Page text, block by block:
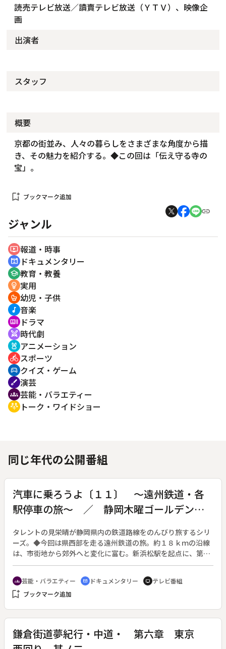
読売テレビ放送／讀賣テレビ放送（ＹＴＶ）、映像企
画
出演者
スタッフ
概要
京都の街並み、人々の暮らしをさまざまな角度から描
き、その魅力を紹介する。◆この回は「伝え守る寺の
宝」。
bookmark_add ブックマーク追加
ジャンル
ondemand_video 報道・時事
cinematic_blur ドキュメンタリー
school 教育・教養
emoji_objects 実用
crib 幼児・子供
music_note 音楽
recent_actors ドラマ
swords 時代劇
cruelty_free アニメーション
directions_bike スポーツ
sports_esports クイズ・ゲーム
brush 演芸
groups 芸能・バラエティー
adaptive_audio_mic トーク・ワイドショー
同じ年代の公開番組
汽車に乗ろうよ〔１１〕 ～遠州鉄道・各
駅停車の旅～ ／ 静岡木曜ゴールデンス
タレントの見栄晴が静岡県内の鉄道路線をのんびり旅するシリ
ーズ。◆今回は県西部を走る遠州鉄道の旅。約１８ｋｍの沿線
は、市街地から郊外へと変化に富む。新浜松駅を起点に、第一
通り、助信、上島、西ヶ崎、浜北、小林を経て柴本駅まで。
groups 芸能・バラエティー cinematic_blur ドキュメンタリー tv テレビ番組
bookmark_add ブックマーク追加
鎌倉街道夢紀行・中道・ 第六章 東京